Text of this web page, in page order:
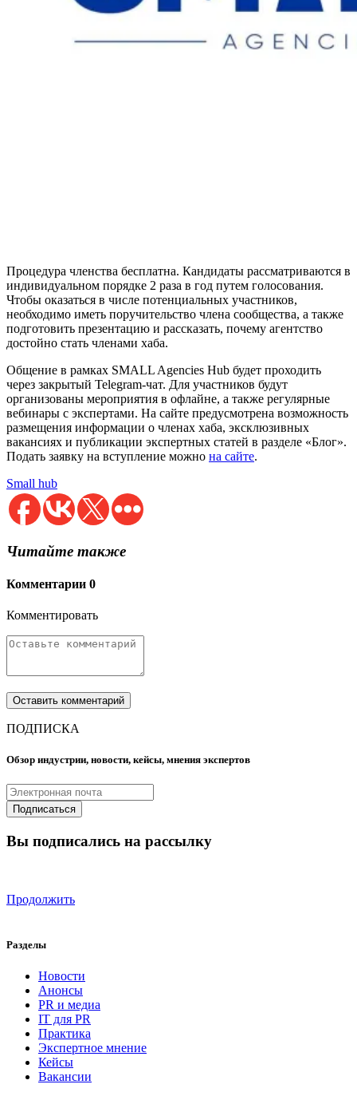
Процедура членства бесплатна. Кандидаты рассматриваются в
индивидуальном порядке 2 раза в год путем голосования.
Чтобы оказаться в числе потенциальных участников,
необходимо иметь поручительство члена сообщества, а также
подготовить презентацию и рассказать, почему агентство
достойно стать членами хаба.
Общение в рамках SMALL Agencies Hub будет проходить
через закрытый Telegram-чат. Для участников будут
организованы мероприятия в офлайне, а также регулярные
вебинары с экспертами. На сайте предусмотрена возможность
размещения информации о членах хаба, эксклюзивных
вакансиях и публикации экспертных статей в разделе «Блог».
Подать заявку на вступление можно на сайте.
Small hub
Читайте также
Комментарии 0
Комментировать
ПОДПИСКА
Обзор индустрии, новости, кейсы, мнения экспертов
Вы подписались на рассылку
Продолжить
Разделы
Новости
Анонсы
PR и медиа
IT для PR
Практика
Экспертное мнение
Кейсы
Вакансии